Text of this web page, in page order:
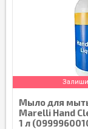
Мыло для
Marelli Hand
1 л